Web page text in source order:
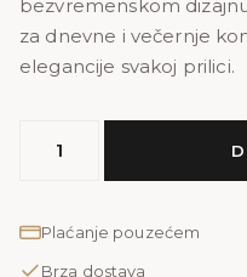
bezvremenskom
za dnevne i večernje
elegancije svakoj prilici.
PRINT
Plaćanje pouzećem
Brza dostava